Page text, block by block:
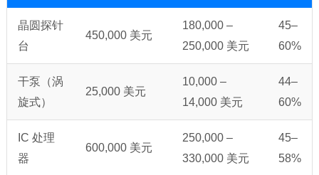
晶圆探针
台
450,000 美元
180,000 –
250,000 美元
45–
60%
干泵（涡
旋式）
25,000 美元
10,000 –
14,000 美元
44–
60%
IC 处理
器
600,000 美元
250,000 –
330,000 美元
45–
58%